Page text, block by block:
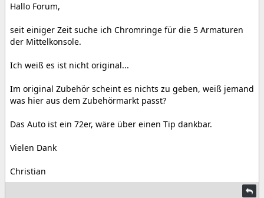
Hallo Forum,
seit einiger Zeit suche ich Chromringe für die 5 Armaturen
der Mittelkonsole.
Ich weiß es ist nicht original...
Im original Zubehör scheint es nichts zu geben, weiß jemand
was hier aus dem Zubehörmarkt passt?
Das Auto ist ein 72er, wäre über einen Tip dankbar.
Vielen Dank
Christian